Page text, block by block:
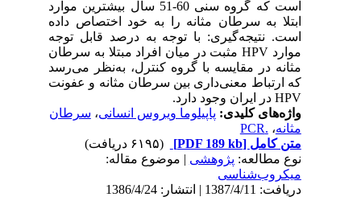
است که گروه سنی 60-51 سال بیشترین موارد
ابتلا به سرطان مثانه را به خود اختصاص داده
است. نتیجه‌گیری: با توجه به درصد قابل توجه
موارد HPV مثبت در میان افراد مبتلا به سرطان
مثانه در مقایسه با گروه کنترل، به‌نظر می‌رسد
که ارتباط معنی‌داری بین سرطان مثانه و عفونت
HPV در ایران وجود دارد.
واژه‌های کلیدی:پاپیلوما ویروس انسانی،سرطان
مثانه،.PCR
متن کامل[PDF 189 kb]
نوع مطالعه:پژوهشی| موضوع مقاله:
میکروب‌شناسی
دریافت: 1387/4/11 | انتشار: 1386/4/24